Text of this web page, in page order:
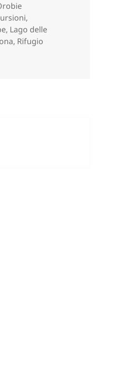
,
, Lago delle
, Rifugio